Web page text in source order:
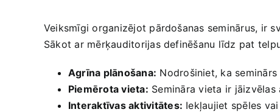
Veiksmīgi organizējot ‌pārdošanas seminārus, ir
Sākot ar mērķauditorijas definēšanu līdz pat
Agrīna plānošana: Nodrošiniet, ka
Piemērota vieta: Semināra ⁣vieta ir
Interaktīvas aktivitātes: Iekļaujiet spēles